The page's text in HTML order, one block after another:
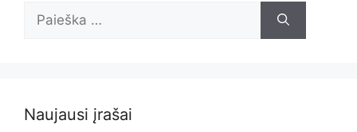
Ieškoti:
Naujausi įrašai